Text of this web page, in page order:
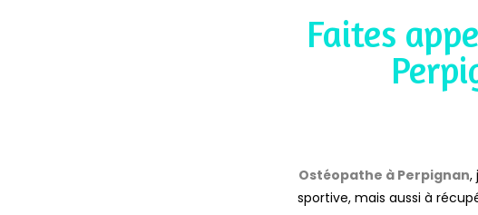
Faites
Ostéopathe à Perpignan,
sportive, mais aussi à